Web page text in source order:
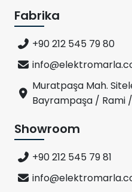
Fabrika
+90 212 545 79 80
Muratpaşa Mah.
Bayrampaşa / Rami
Showroom
+90 212 545 79 81